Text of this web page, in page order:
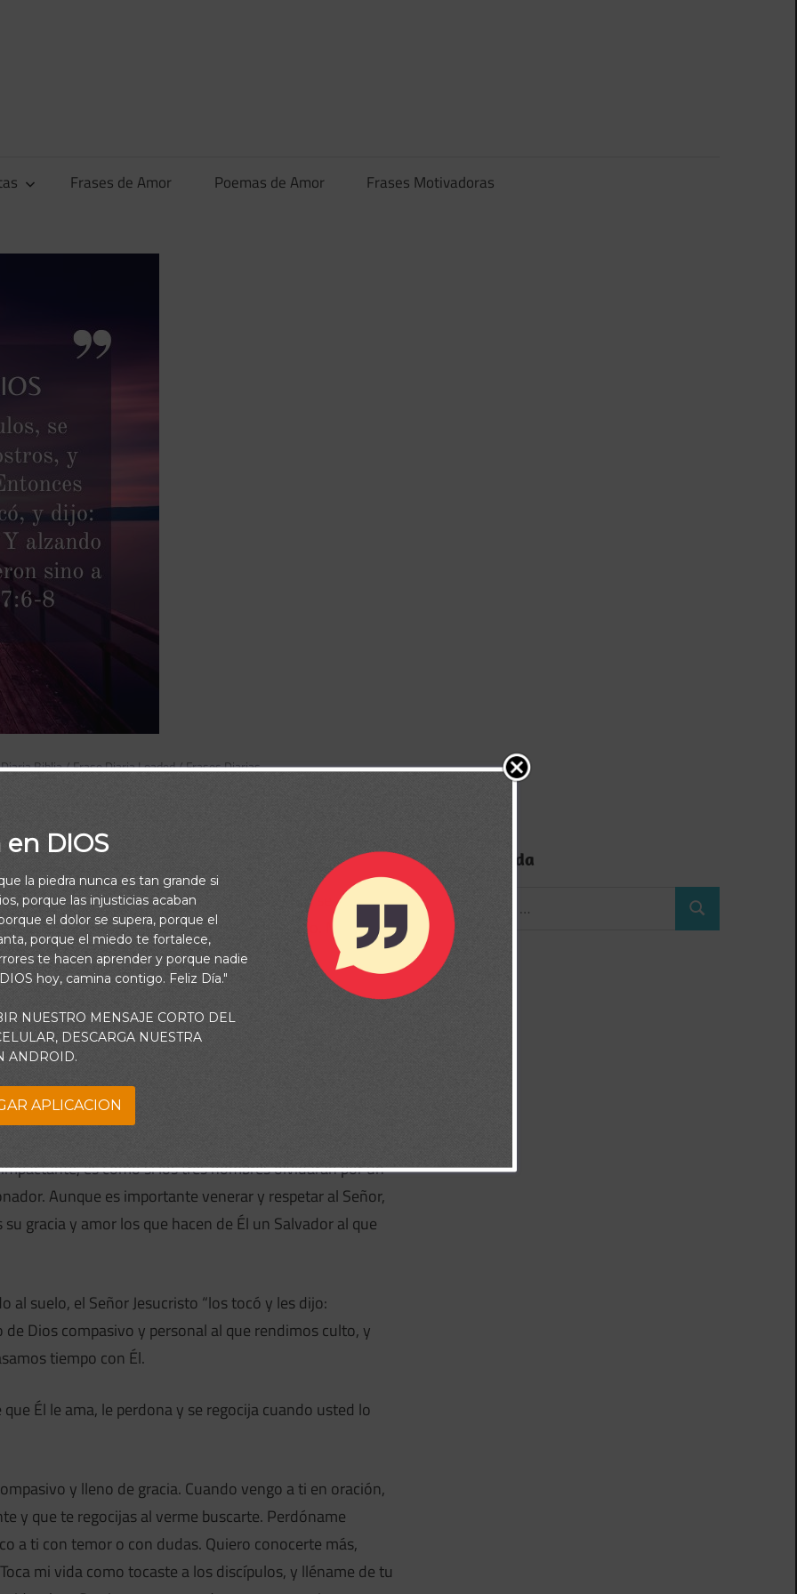
Frases de Amor Poemas de Amor Frases Motivadoras
Biblia/Frase Diaria Loaded/Frases Diarias
mejor a Dios
y tuvieron gran temor. Entonces Jesús se acercó y
ellos los ojos, a nadie vieron sino a Jesús solo. Mateo
con alguien, mejor entiende a esa persona? Nuestra
una conexión cercana con Él, no estamos orando a
eso, estamos hablando con el Dios que nos ama, nos
nuestra manera de acercarnos a Él, ¿verdad?
de la transfiguración del Señor Jesús y estaban
es como si los tres hombres olvidaran por un
Aunque es importante venerar y respetar al Señor,
gracia y amor los que hacen de Él un Salvador al que
al suelo, el Señor Jesucristo “los tocó y les dijo:
de Dios compasivo y personal al que rendimos culto, y
tiempo con Él.
Él le ama, le perdona y se regocija cuando usted lo
y lleno de gracia. Cuando vengo a ti en oración,
y que te regocijas al verme buscarte. Perdóname
a ti con temor o con dudas. Quiero conocerte más,
mi vida como tocaste a los discípulos, y lléname de tu
Búsqueda
DIOS
la piedra nunca es tan grande si
porque las injusticias acaban
el dolor se supera, porque el
porque el miedo te fortalece,
te hacen aprender y porque nadie
hoy, camina contigo. Feliz Día."
NUESTRO MENSAJE CORTO DEL
DESCARGA NUESTRA
ANDROID.
APLICACION